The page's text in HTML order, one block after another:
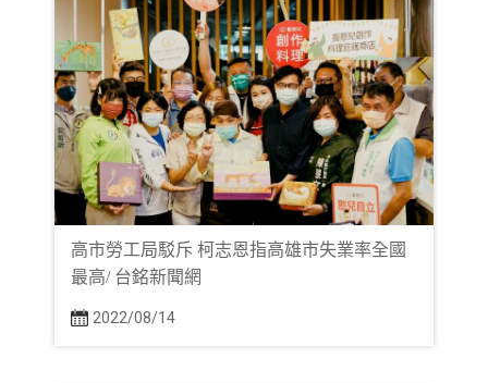
高市勞工局駁斥 柯志恩指高雄市失業率全國
最高/ 台銘新聞網
2022/08/14